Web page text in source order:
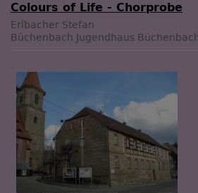
Colours of Life - Chorprobe
Erlbacher Stefan
Büchenbach Jugendhaus